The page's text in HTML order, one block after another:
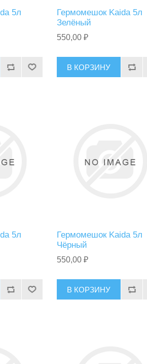
5л
Гермомешок Kaida 5л
Зелёный
550,00 ₽
В КОРЗИНУ
5л
Гермомешок Kaida 5л
Чёрный
550,00 ₽
В КОРЗИНУ